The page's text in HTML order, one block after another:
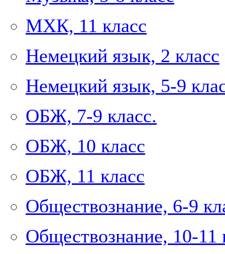
МХК, 11 класс
Немецкий язык, 2 класс
Немецкий язык, 5-9
ОБЖ, 7-9 класс.
ОБЖ, 10 класс
ОБЖ, 11 класс
Обществознание, 6-9
Обществознание, 10-11